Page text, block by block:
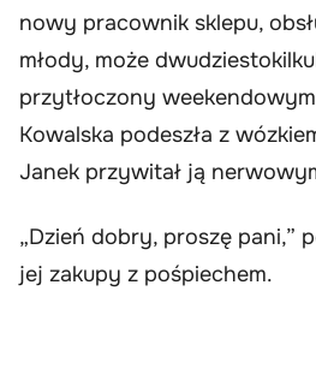
nowy pracownik sklepu,
młody, może
przytłoczony
Kowalska podeszła z
Janek przywitał ją
„Dzień dobry, proszę pani,”
jej zakupy z pośpiechem.